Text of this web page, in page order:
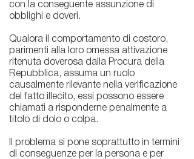
con la conseguente assunzione di
obblighi e doveri.
Qualora il comportamento di costoro,
parimenti alla loro omessa attivazione
ritenuta doverosa dalla Procura della
Repubblica, assuma un ruolo
causalmente rilevante nella verificazione
del fatto illecito, essi possono essere
chiamati a risponderne penalmente a
titolo di dolo o colpa.
Il problema si pone soprattutto in termini
di conseguenze per la persona e per